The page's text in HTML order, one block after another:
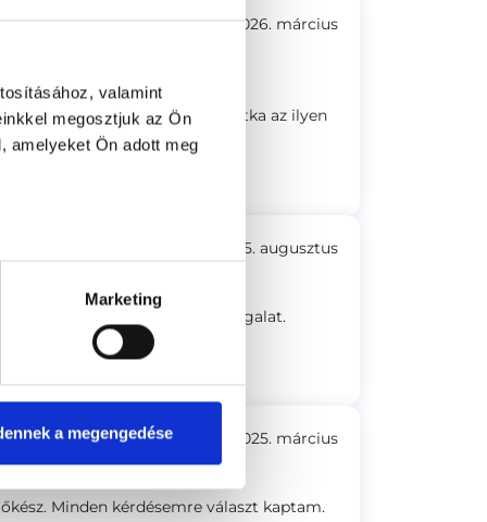
valamint
megosztjuk az Ön
amelyeket Ön adott meg
Marketing
a megengedése
2026. március
Emberileg és szakmailag is
elmagyaráz mindent. Ritka az ilyen
2025. augusztus
Gyors fájdalommentes vizsgalat.
2025. március
Minden kérdésemre választ kaptam.